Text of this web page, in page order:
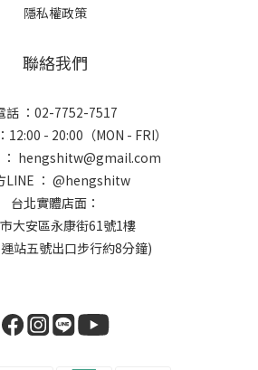
隱私權政策
聯絡我們
話 ：02-7752-7517
12:00 - 20:00（MON - FRI）
： hengshitw@gmail.com
LINE ： @hengshitw
台北實體店面：
大安區永康街61號1樓
站五號出口步行約8分鐘)